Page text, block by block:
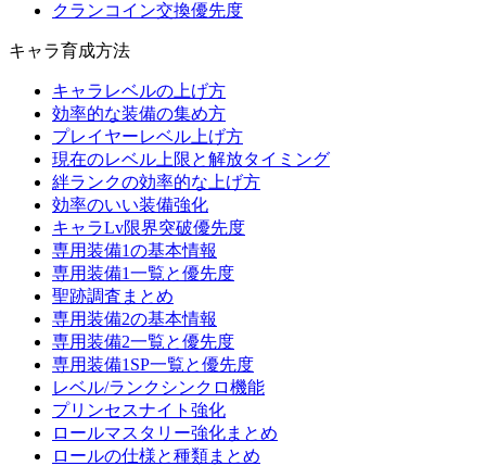
クランコイン交換優先度
キャラ育成方法
キャラレベルの上げ方
効率的な装備の集め方
プレイヤーレベル上げ方
現在のレベル上限と解放タイミング
絆ランクの効率的な上げ方
効率のいい装備強化
キャラLv限界突破優先度
専用装備1の基本情報
専用装備1一覧と優先度
聖跡調査まとめ
専用装備2の基本情報
専用装備2一覧と優先度
専用装備1SP一覧と優先度
レベル/ランクシンクロ機能
プリンセスナイト強化
ロールマスタリー強化まとめ
ロールの仕様と種類まとめ